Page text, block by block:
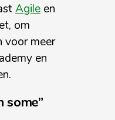
Agile en
om
voor meer
en
some”